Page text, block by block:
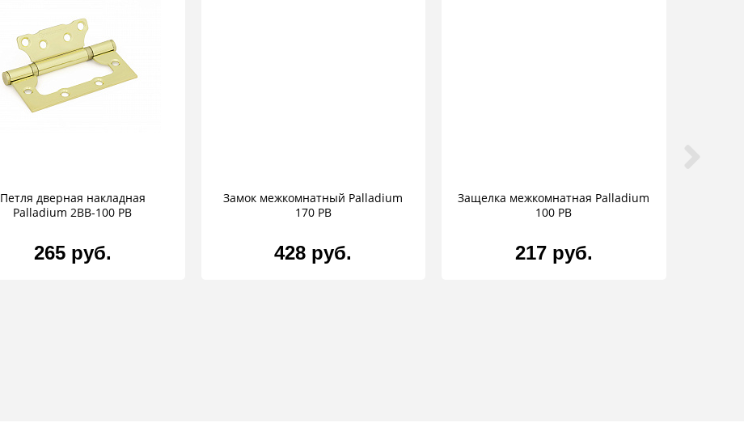
Петля дверная накладная
Palladium 2BB-100 PB
265 руб.
Замок межкомнатный Palladium
170 PB
428 руб.
Защелка межкомнатная Palladium
100 PB
217 руб.